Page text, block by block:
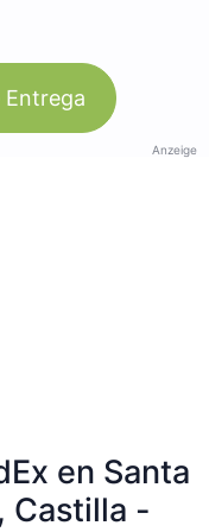
Entrega
Anzeige
en Santa
Castilla -